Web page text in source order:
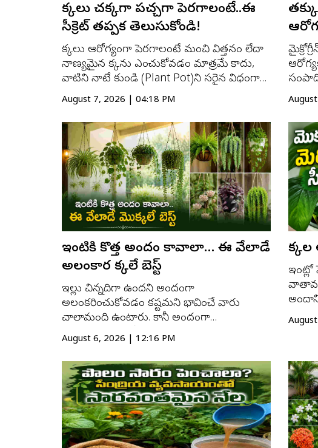
మొక్కలు చక్కగా పచ్చగా పెరగాలంటే..ఈ
సీక్రెట్ తప్పక తెలుసుకోండి!
మొక్కలు ఆరోగ్యంగా పెరగాలంటే మంచి విత్తనం లేదా
నాణ్యమైన మొక్కను ఎంచుకోవడం మాత్రమే కాదు,
వాటిని నాటే కుండి (Plant Pot)ని సరైన విధంగా
సిద్ధం చేయడం కూడా చాలా ముఖ్యం. చాలామంది
మట్టిని నేరుగా కుండిలో నింపి మొక్కను నాటేస్తారు.
అయితే నీరు బయటకు వెళ్లే విధానం, గాలి ప్రసరణ,
వేర్లకు పోషకాలు అందే విధానం సరిగ...
August 7, 2026 | 04:18 PM
ఇవి
ఇంటికి కొత్త అందం కావాలా… ఈ వేలాడే
అలంకార మొక్కలే బెస్ట్
ఇల్లు చిన్నదిగా ఉందని అందంగా
అలంకరించుకోవడం కష్టమని భావించే వారు
చాలామంది ఉంటారు. కానీ అందంగా
అలంకరించడం కోసం పెద్ద స్థలం అవసరం లేదు.
గోడలు, బాల్కనీ, కిటికీలు లేదా పైకప్పు దగ్గర వేలాడే
మొక్కలను ఏర్పాటు చేస్తే ఇంటి రూపమే
మారిపోతుంది. ఇవి తక్కువ స్థలంలో ఎక్కువ
పచ్చదనాన్ని అందించడంతో పాటు ఇంట్లో ప్ర...
August 6, 2026 | 12:16 PM
ఇంట్లో